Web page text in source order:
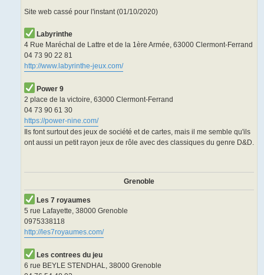
Site web cassé pour l'instant (01/10/2020)
Labyrinthe
4 Rue Maréchal de Lattre et de la 1ère Armée, 63000 Clermont-Ferrand
04 73 90 22 81
http://www.labyrinthe-jeux.com/
Power 9
2 place de la victoire, 63000 Clermont-Ferrand
04 73 90 61 30
https://power-nine.com/
Ils font surtout des jeux de société et de cartes, mais il me semble qu'ils
ont aussi un petit rayon jeux de rôle avec des classiques du genre D&D.
Grenoble
Les 7 royaumes
5 rue Lafayette, 38000 Grenoble
0975338118
http://les7royaumes.com/
Les contrees du jeu
6 rue BEYLE STENDHAL, 38000 Grenoble